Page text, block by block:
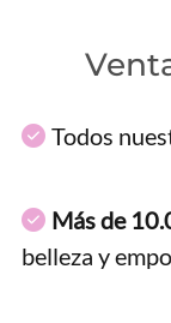
Todos
Más de
belleza y